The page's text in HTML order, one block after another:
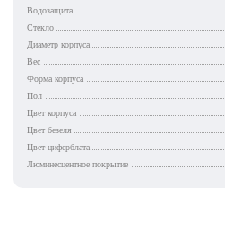
Водозащита
Стекло
Диаметр корпуса
Вес
Форма корпуса
Пол
Цвет корпуса
Цвет безеля
Цвет циферблата
Люминесцентное покрытие